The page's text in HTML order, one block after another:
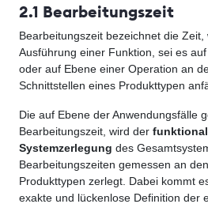
2.1 Bearbeitungszeit
Bearbeitungszeit bezeichnet die Zeit,
Ausführung einer Funktion, sei es
oder auf Ebene einer Operation an
Schnittstellen eines Produkttypen
Die auf Ebene der Anwendungsfälle
Bearbeitungszeit, wird der
Systemzerlegung des
Bearbeitungszeiten gemessen an
Produkttypen zerlegt. Dabei kommt
exakte und lückenlose Definition der